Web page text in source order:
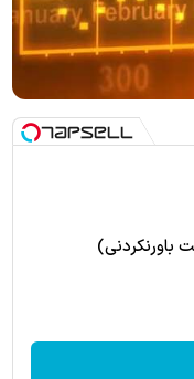
باورنکردنی)